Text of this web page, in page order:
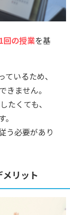
回の授業を基
いるため、
きません。
たくても、
う必要があり
リット